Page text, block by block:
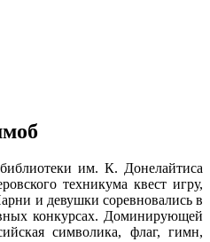
им. К. Донелайтиса
техникума квест игру,
и девушки соревновались в
конкурсах. Доминирующей
символика, флаг, гимн,